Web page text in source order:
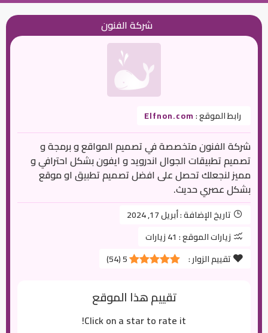
شركة الفنون
رابط الموقع :Elfnon.com
شركة الفنون متخصصة في تصميم المواقع و برمجة و
تصميم تطبيقات الجوال اندرويد و ايفون بشكل احترافي و
مميز لنجعلك تحصل على افضل تصميم تطبيق او موقع
بشكل عصري حديث.
تاريخ الإضافة :أبريل 17, 2024
زيارات الموقع : 41 زيارات
تقييم الزوار :
5
(
54
)
تقييم هذا الموقع
Click on a star to rate it!